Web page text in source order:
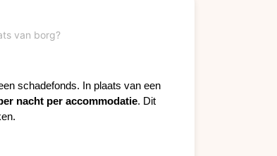
van borg?
schadefonds. In plaats van een
nacht per accommodatie. Dit